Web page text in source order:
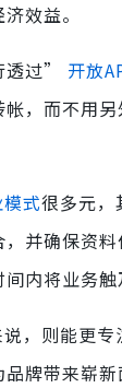
效益。
透过” 开放
，而不用
式很多元，
并确保资
内将业务
，则能更
牌带来崭